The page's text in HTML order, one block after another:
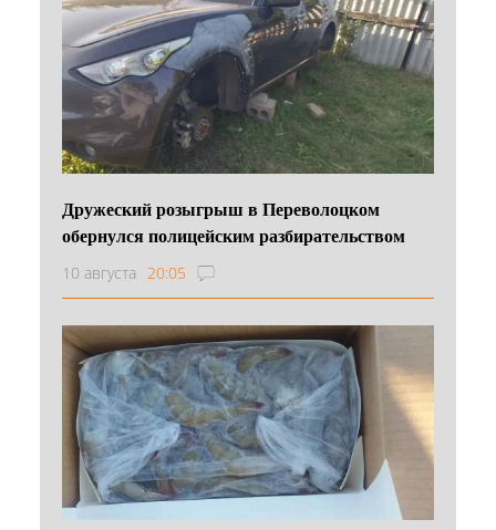
Дружеский розыгрыш в Переволоцком
обернулся полицейским разбирательством
10 августа 20:05